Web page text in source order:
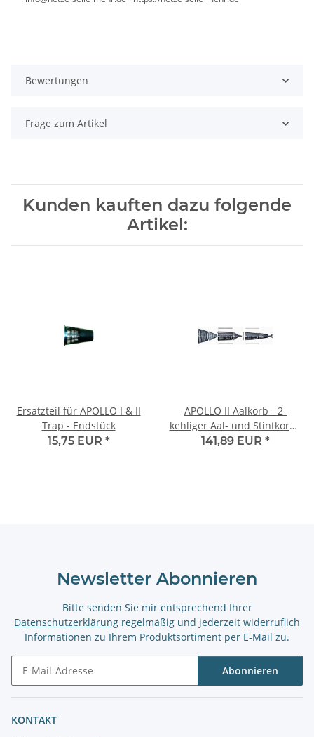
Bewertungen
Frage zum Artikel
Kunden kauften dazu folgende
Artikel:
Ersatzteil für APOLLO I & II
Trap - Endstück
15,75 EUR *
APOLLO II Aalkorb - 2-
kehliger Aal- und Stintkorb -
Bausatz
141,89 EUR *
Newsletter Abonnieren
Bitte senden Sie mir entsprechend Ihrer
Datenschutzerklärung regelmäßig und jederzeit widerruflich
Informationen zu Ihrem Produktsortiment per E-Mail zu.
Abonnieren
KONTAKT